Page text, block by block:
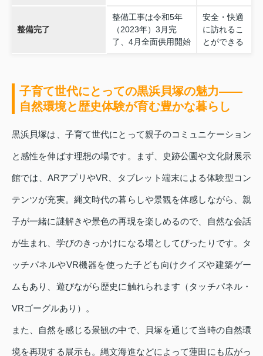
整備完了
整備工事は令和5年
（2023年）3月完
了、4月全面供用開始
安全・快適
に訪れるこ
とができる
子育て世代にとっての黒浜貝塚の魅力――
自然環境と歴史体験が育む豊かな暮らし
黒浜貝塚は、子育て世代にとって親子のコミュニケーション
と感性を伸ばす理想の場です。まず、史跡公園や文化財展示
館では、ARアプリやVR、タブレット端末による体験型コン
テンツが充実。縄文時代の暮らしや景観を体感しながら、親
子が一緒に謎解きや景色の再現を楽しめるので、自然な会話
が生まれ、学びのきっかけになる場としてぴったりです。タ
ッチパネルやVR機器を使った子ども向けクイズや建築ゲー
ムもあり、遊びながら歴史に触れられます（タッチパネル・
VRゴーグルあり）。
また、自然を感じる景観の中で、貝塚を通じて当時の自然環
境を再現する展示も。縄文海進などによって蓮田にも広がっ